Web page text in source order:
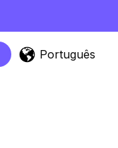
Português